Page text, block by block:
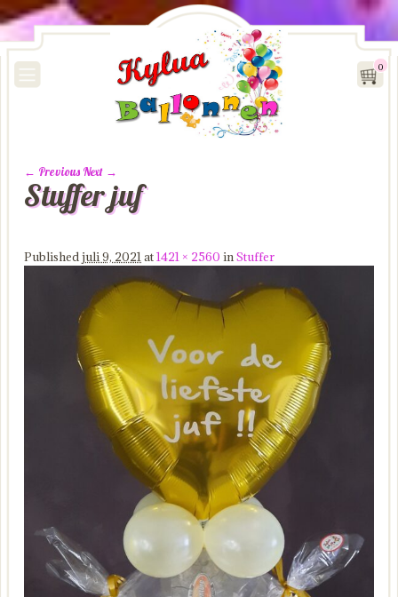
0
Image navigation
← Previous Next →
Stuffer juf
Publishedjuli 9, 2021at1421 × 2560 inStuffer